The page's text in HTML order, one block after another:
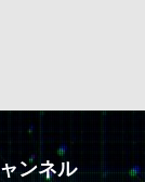
ンネル